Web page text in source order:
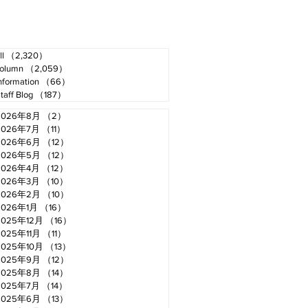
（2,320）
（2,059）
（66）
Blog
（187）
年8月 （2）
年7月
（11）
年6月
（12）
年5月
（12）
年4月
（12）
年3月
（10）
年2月
（10）
年1月
（16）
年12月
（16）
年11月
（11）
年10月
（13）
年9月
（12）
年8月
（14）
年7月
（14）
年6月
（13）